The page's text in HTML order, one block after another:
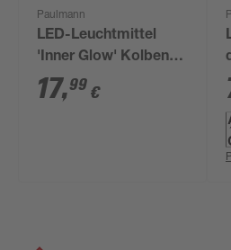
Paulmann
LED-Leuchtmittel
'Inner Glow' Kolben
smoky E27 3,5 W 80
lm warmweiß
17,99 €